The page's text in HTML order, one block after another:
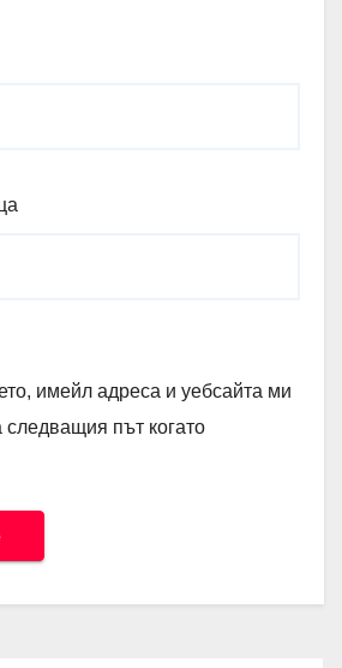
имейл адреса и уебсайта ми
следващия път когато